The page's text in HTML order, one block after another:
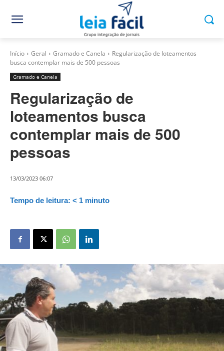
Início Geral Gramado e Canela
Regularização de loteamentos
busca contemplar mais de 500 pessoas
Gramado e Canela
Regularização de
loteamentos busca
contemplar mais de 500
pessoas
13/03/2023 06:07
Tempo de leitura: < 1 minuto